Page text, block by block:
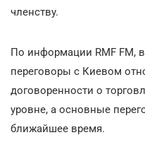
членству.
По информации RMF FM,
переговоры с Киевом
договоренности о
уровне, а основные
ближайшее время.